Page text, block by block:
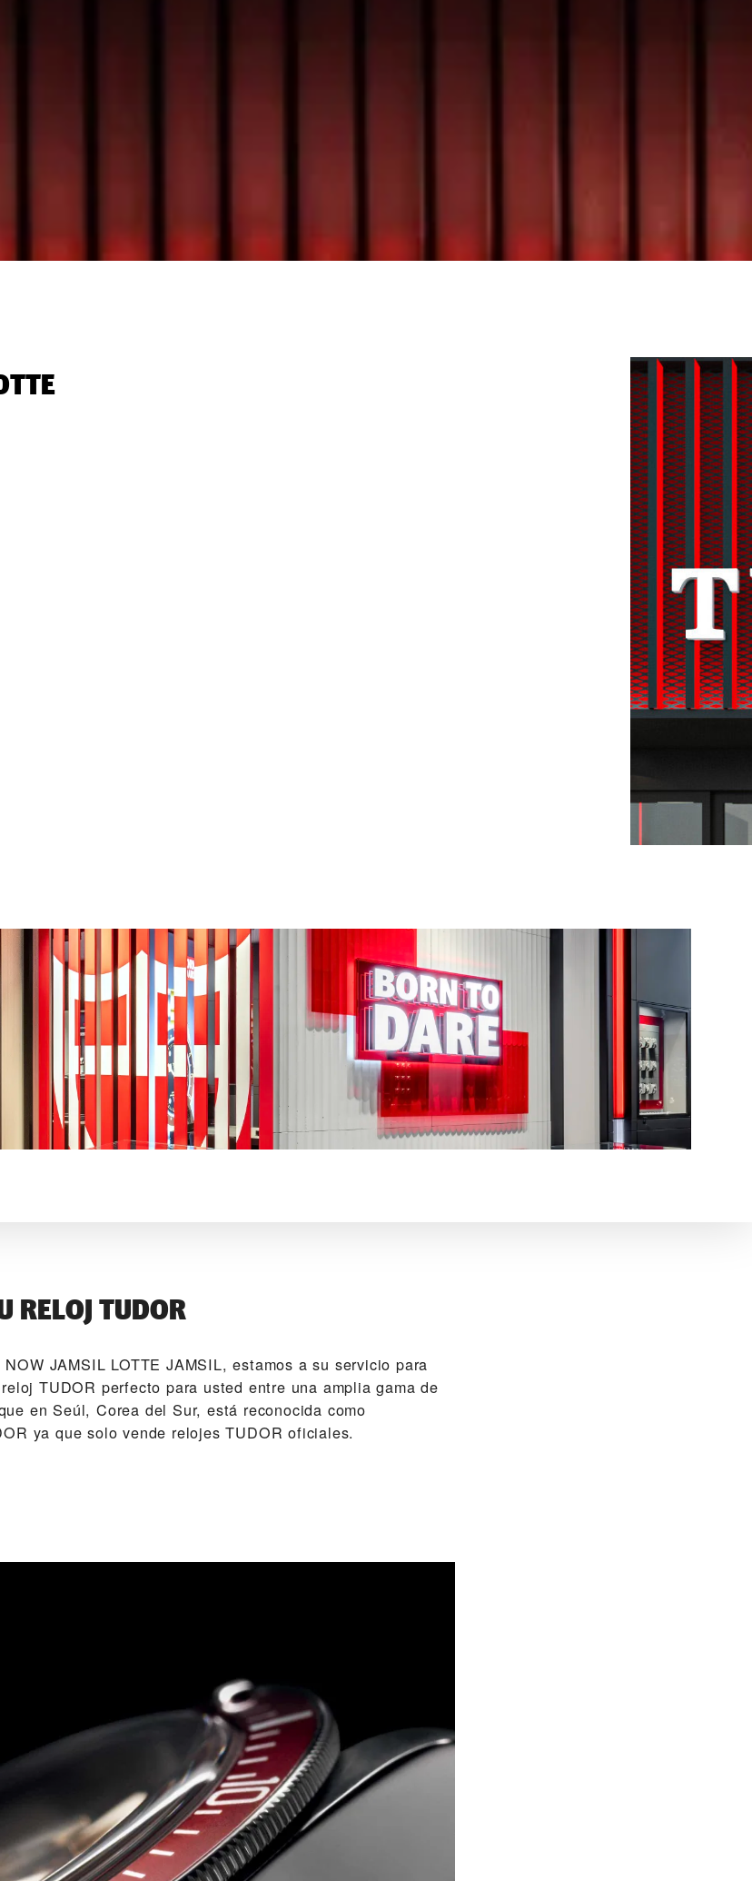
RELOJ TUDOR
JAMSIL LOTTE JAMSIL‬, estamos a su servicio para
TUDOR perfecto para usted entre una amplia gama de
en Seúl, Corea del Sur, está reconocida como
ya que solo vende relojes TUDOR oficiales.